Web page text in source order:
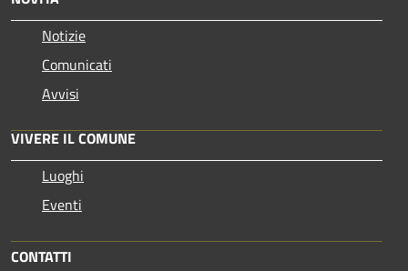
Notizie
Comunicati
Avvisi
VIVERE IL COMUNE
Luoghi
Eventi
CONTATTI